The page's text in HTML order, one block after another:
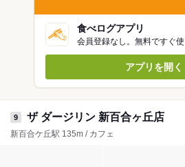
食べログアプリ
会員登録なし。無料ですぐ
アプリを開く
9 ザ ダージリン 新百合ヶ丘店
新百合ケ丘駅 135m / カフェ